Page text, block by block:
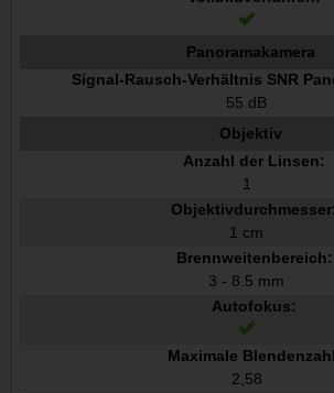
Panoramakamera
Signal-Rausch-Verhältnis SNR
55 dB
Objektiv
Anzahl der Linsen:
1
Objektivdurchmesser:
1 cm
Brennweitenbereich:
3 - 8.5 mm
Autofokus:
Maximale
2,58